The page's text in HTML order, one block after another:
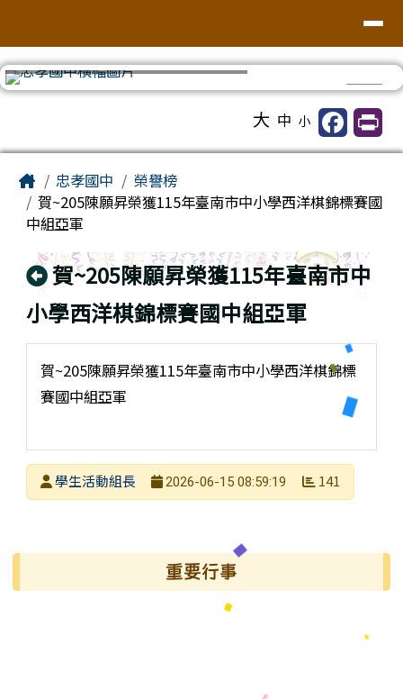
大 中 小
Home忠孝國中
榮譽榜
賀~205陳願昇榮獲115年臺南市中小學西洋棋錦標賽國
中組亞軍
回上頁
賀~205陳願昇榮獲115年臺南市中
小學西洋棋錦標賽國中組亞軍
賀~205陳願昇榮獲115年臺南市中小學西洋棋錦標
賽國中組亞軍
發布者
學生活動組長
2026-06-15 08:59:19 141
左邊區域內容 重要行事